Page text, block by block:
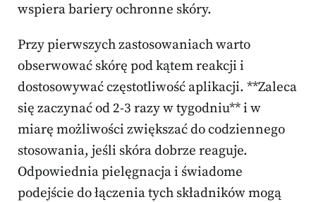
wspiera bariery ochronne skóry.
Przy pierwszych zastosowaniach warto
obserwować skórę pod kątem reakcji i
dostosowywać częstotliwość aplikacji. **Zaleca
się zaczynać od 2-3 razy w tygodniu** i w
miarę możliwości zwiększać do codziennego
stosowania, jeśli skóra dobrze reaguje.
Odpowiednia pielęgnacja i świadome
podejście do łączenia tych składników mogą